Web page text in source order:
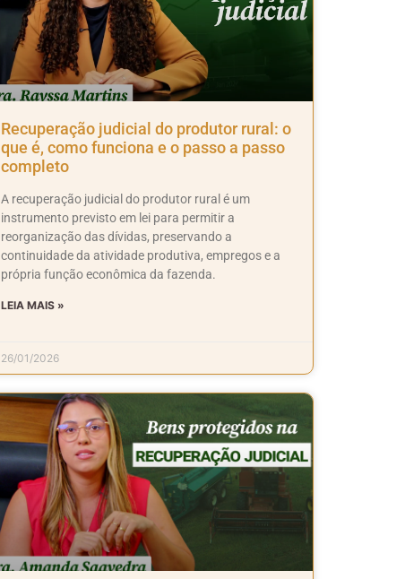
Recuperação judicial do produtor rural: o
que é, como funciona e o passo a passo
completo
A recuperação judicial do produtor rural é um
instrumento previsto em lei para permitir a
reorganização das dívidas, preservando a
continuidade da atividade produtiva, empregos e a
própria função econômica da fazenda.
LEIA MAIS »
26/01/2026